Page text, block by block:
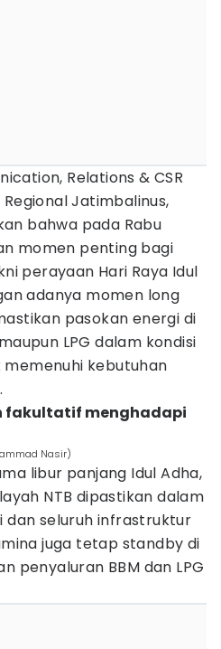
Relations & CSR
Jatimbalinus,
bahwa pada Rabu
momen penting bagi
perayaan Hari Raya Idul
adanya momen long
pasokan energi di
LPG dalam kondisi
kebutuhan
fakultatif menghadapi
Nasir)
libur panjang Idul Adha,
NTB dipastikan dalam
dan seluruh infrastruktur
juga tetap standby di
penyaluran BBM dan LPG